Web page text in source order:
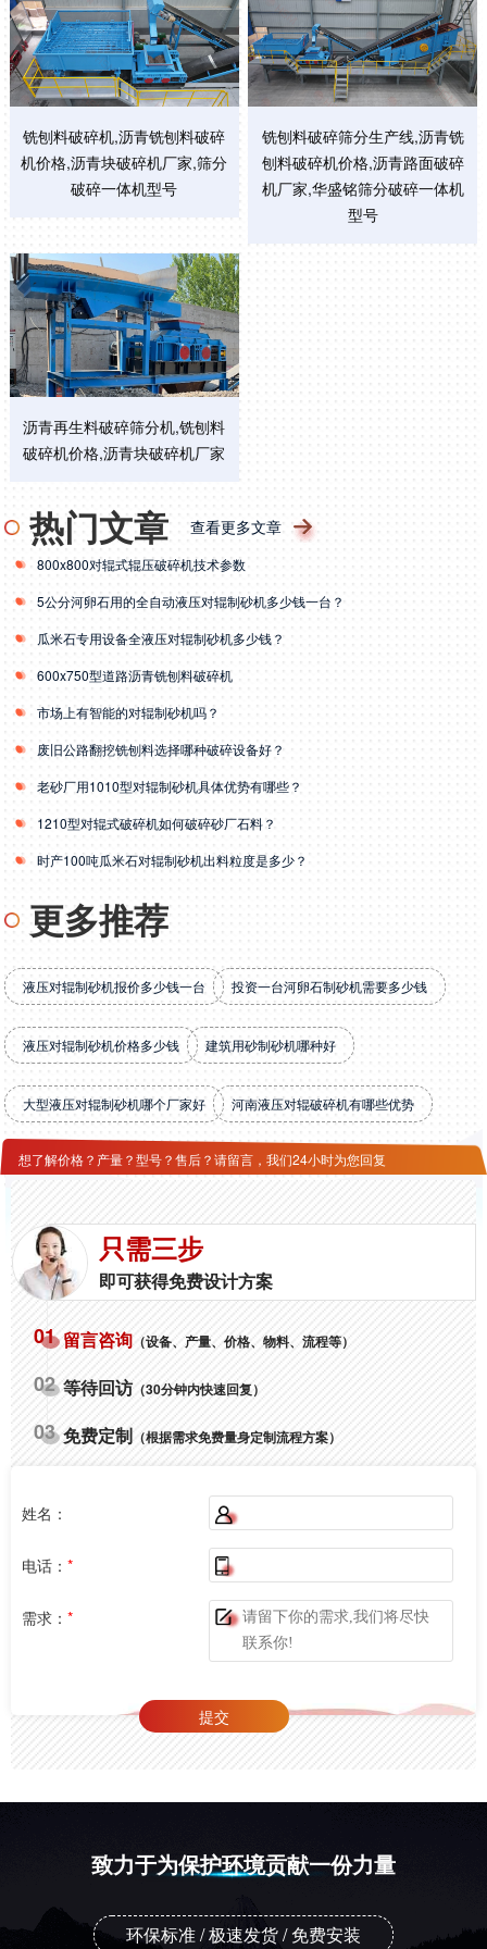
铣刨料破碎机,沥青铣刨料破碎
机价格,沥青块破碎机厂家,筛分
破碎一体机型号
铣刨料破碎筛分生产线,沥青铣
刨料破碎机价格,沥青路面破碎
机厂家,华盛铭筛分破碎一体机
型号
沥青再生料破碎筛分机,铣刨料
破碎机价格,沥青块破碎机厂家
热门文章 查看更多文章
800x800对辊式辊压破碎机技术参数
5公分河卵石用的全自动液压对辊制砂机多少钱一台？
瓜米石专用设备全液压对辊制砂机多少钱？
600x750型道路沥青铣刨料破碎机
市场上有智能的对辊制砂机吗？
废旧公路翻挖铣刨料选择哪种破碎设备好？
老砂厂用1010型对辊制砂机具体优势有哪些？
1210型对辊式破碎机如何破碎砂厂石料？
时产100吨瓜米石对辊制砂机出料粒度是多少？
更多推荐
液压对辊制砂机报价多少钱一台 投资一台河卵石制砂机需要多少钱
液压对辊制砂机价格多少钱 建筑用砂制砂机哪种好
大型液压对辊制砂机哪个厂家好 河南液压对辊破碎机有哪些优势
想了解价格？产量？型号？售后？请留言，我们24小时为您回复
只需三步
即可获得免费设计方案
01 留言咨询（设备、产量、价格、物料、流程等）
02 等待回访（30分钟内快速回复）
03 免费定制（根据需求免费量身定制流程方案）
姓名：
电话： *
需求： *
致力于为保护环境贡献一份力量
环保标准 / 极速发货 / 免费安装